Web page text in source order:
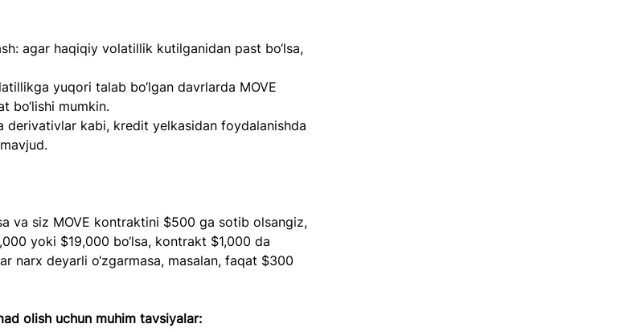
agar haqiqiy volatillik kutilganidan past bo‘lsa,
yuqori talab bo‘lgan davrlarda MOVE
bo‘lishi mumkin.
derivativlar kabi, kredit yelkasidan foydalanishda
va siz MOVE kontraktini $500 ga sotib olsangiz,
yoki $19,000 bo‘lsa, kontrakt $1,000 da
narx deyarli o‘zgarmasa, masalan, faqat $300
olish uchun muhim tavsiyalar: